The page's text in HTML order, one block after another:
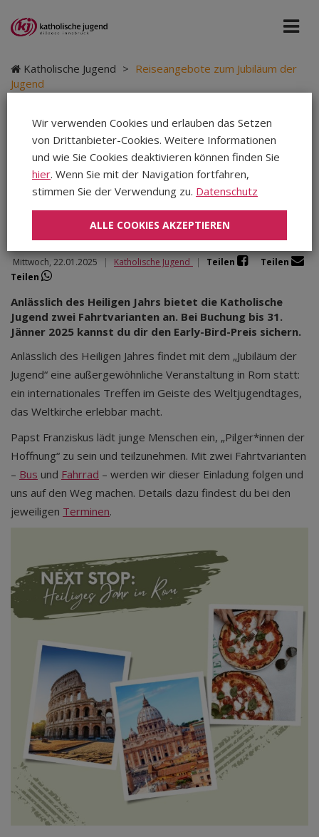
Katholische Jugend > Reiseangebote zum Jubiläum der
Jugend
Reiseangebote zum
Jubiläum der Jugend
Mittwoch, 22.01.2025 | Katholische Jugend | Teilen
Teilen
Teilen
Anlässlich des Heiligen Jahrs bietet die Katholische
Jugend zwei Fahrtvarianten an. Bei Buchung bis 31.
Jänner 2025 kannst du dir den Early-Bird-Preis sichern.
Anlässlich des Heiligen Jahres findet mit dem „Jubiläum der
Jugend“ eine außergewöhnliche Veranstaltung in Rom statt:
ein internationales Treffen im Geiste des Weltjugendtages,
das Weltkirche erlebbar macht.
Papst Franziskus lädt junge Menschen ein, „Pilger*innen der
Hoffnung“ zu sein und teilzunehmen. Mit zwei Fahrtvarianten
– Bus und Fahrrad – werden wir dieser Einladung folgen und
uns auf den Weg machen. Details dazu findest du bei den
jeweiligen Terminen.
Wir verwenden Cookies und erlauben das Setzen
von Drittanbieter-Cookies. Weitere Informationen
und wie Sie Cookies deaktivieren können finden Sie
hier. Wenn Sie mit der Navigation fortfahren,
stimmen Sie der Verwendung zu. Datenschutz
ALLE COOKIES AKZEPTIEREN